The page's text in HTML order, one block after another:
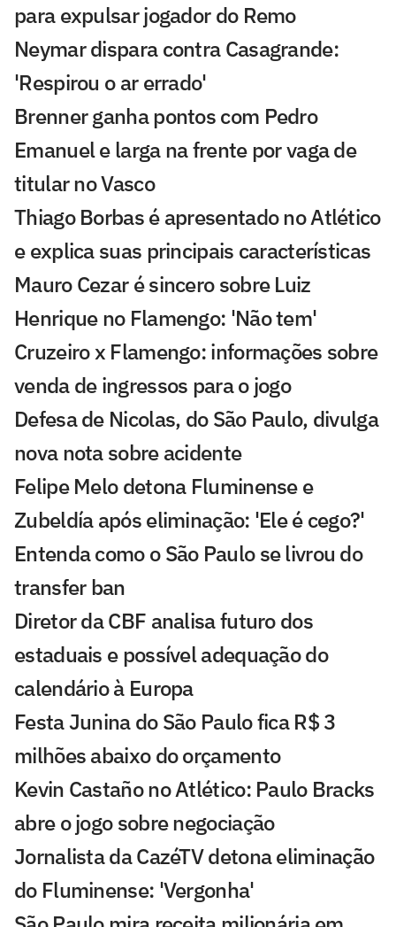
para expulsar jogador do Remo
Neymar dispara contra Casagrande:
'Respirou o ar errado'
Brenner ganha pontos com Pedro
Emanuel e larga na frente por vaga de
titular no Vasco
Thiago Borbas é apresentado no Atlético
e explica suas principais características
Mauro Cezar é sincero sobre Luiz
Henrique no Flamengo: 'Não tem'
Cruzeiro x Flamengo: informações sobre
venda de ingressos para o jogo
Defesa de Nicolas, do São Paulo, divulga
nova nota sobre acidente
Felipe Melo detona Fluminense e
Zubeldía após eliminação: 'Ele é cego?'
Entenda como o São Paulo se livrou do
transfer ban
Diretor da CBF analisa futuro dos
estaduais e possível adequação do
calendário à Europa
Festa Junina do São Paulo fica R$ 3
milhões abaixo do orçamento
Kevin Castaño no Atlético: Paulo Bracks
abre o jogo sobre negociação
Jornalista da CazéTV detona eliminação
do Fluminense: 'Vergonha'